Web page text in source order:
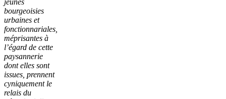
bourgeoisies
urbaines et
fonctionnariales,
méprisantes à
l’égard de cette
paysannerie
dont elles sont
issues, prennent
cyniquement le
relais du